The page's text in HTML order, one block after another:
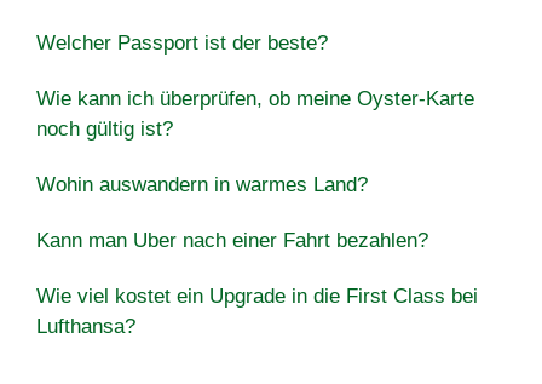
Welcher Passport ist der beste?
Wie kann ich überprüfen, ob meine Oyster-Karte
noch gültig ist?
Wohin auswandern in warmes Land?
Kann man Uber nach einer Fahrt bezahlen?
Wie viel kostet ein Upgrade in die First Class bei
Lufthansa?